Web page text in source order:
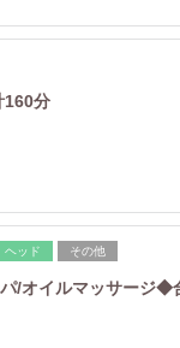
分
ヘッド その他
/オイルマッサージ◆